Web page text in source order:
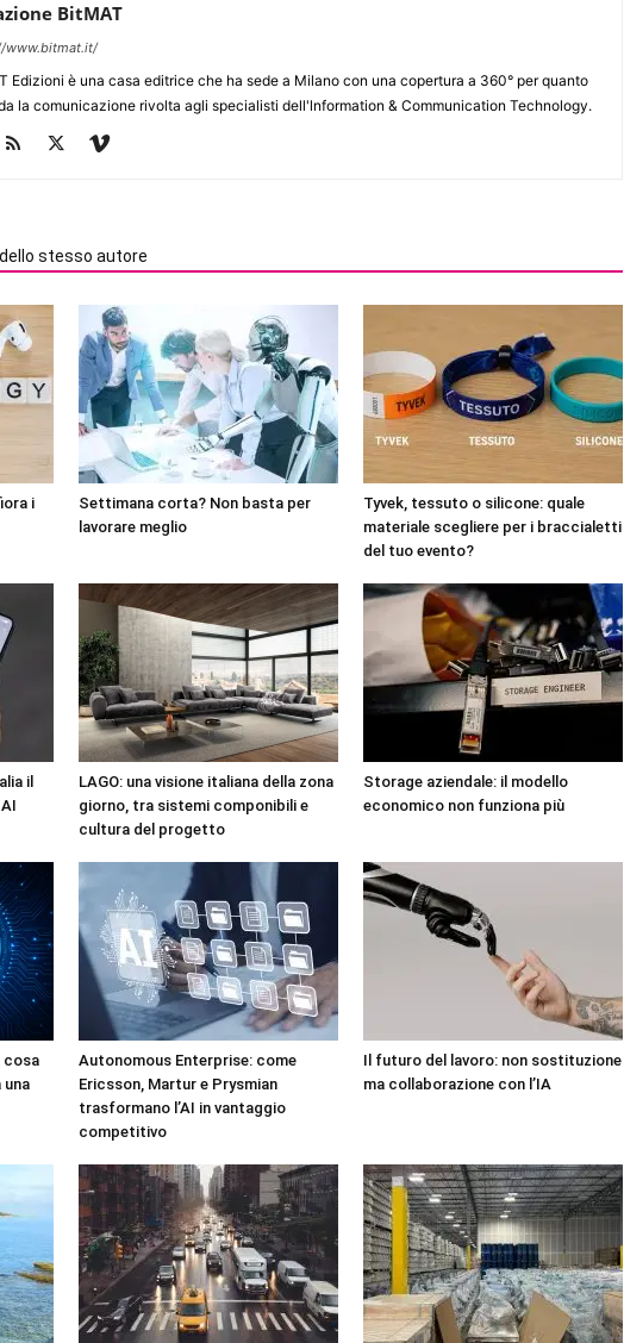
BitMAT
www.bitmat.it/
Edizioni è una casa editrice che ha sede a Milano con una copertura a 360° per quanto
la comunicazione rivolta agli specialisti dell'lnformation & Communication Technology.
stesso autore
i
Settimana corta? Non basta per
lavorare meglio
Tyvek, tessuto o silicone: quale
materiale scegliere per i braccialetti
del tuo evento?
il
LAGO: una visione italiana della zona
giorno, tra sistemi componibili e
cultura del progetto
Storage aziendale: il modello
economico non funziona più
cosa
una
Autonomous Enterprise: come
Ericsson, Martur e Prysmian
trasformano l’AI in vantaggio
competitivo
Il futuro del lavoro: non sostituzione
ma collaborazione con l’IA